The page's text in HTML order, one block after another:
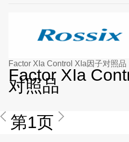
Factor XIa Control XIa因子对照品
Factor XIa
对照品
第1页